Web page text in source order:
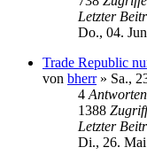
Letzter
Do., 04.
Trade Republic
von bherr» Sa.,
4 Antworten
1388
Letzter
Di., 26.